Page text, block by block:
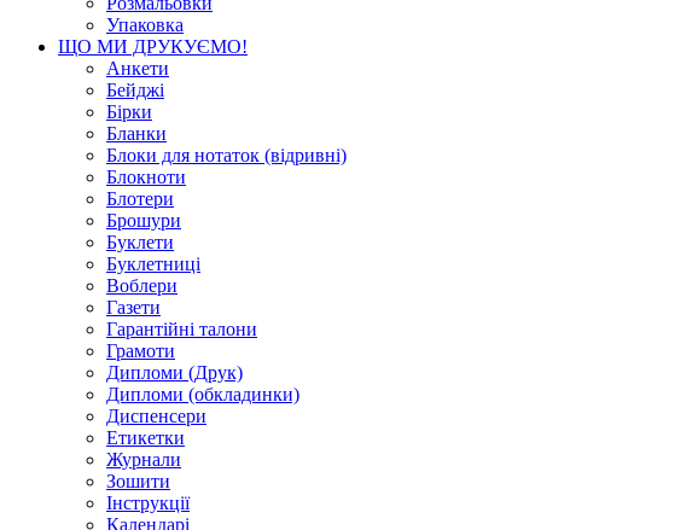
Упаковка
ЩО МИ ДРУКУЄМО!
Анкети
Бейджі
Бірки
Бланки
Блоки для нотаток (відривні)
Блокноти
Блотери
Брошури
Буклети
Буклетниці
Воблери
Газети
Гарантійні талони
Грамоти
Дипломи (Друк)
Дипломи (обкладинки)
Диспенсери
Етикетки
Журнали
Зошити
Інструкції
Календарі